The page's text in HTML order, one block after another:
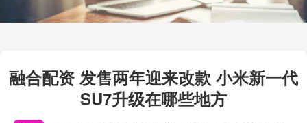
融合配资 发售两年迎来改款 小米新一代
SU7升级在哪些地方